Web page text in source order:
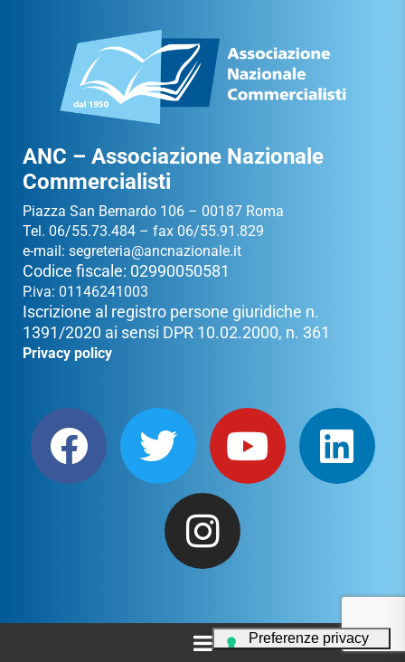
ANC – Associazione Nazionale
Commercialisti
Piazza San Bernardo 106 – 00187 Roma
Tel. 06/55.73.484 – fax 06/55.91.829
e-mail: segreteria@ancnazionale.it
Codice fiscale: 02990050581
P.iva: 01146241003
Iscrizione al registro persone giuridiche n.
1391/2020 ai sensi DPR 10.02.2000, n. 361
Privacy policy